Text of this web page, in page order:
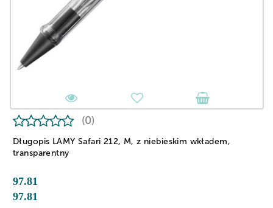
Długopis LAMY Safari 212, M, z niebieskim wkładem,
transparentny
(0)
97.81
97.81